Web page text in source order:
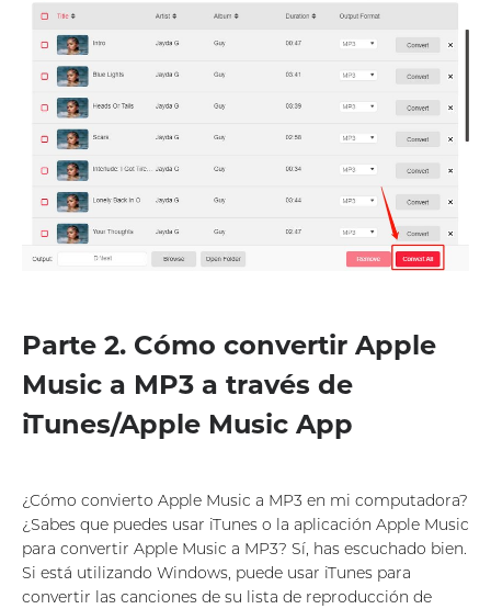
Parte 2. Cómo convertir Apple
Music a MP3 a través de
iTunes/Apple Music App
¿Cómo convierto Apple Music a MP3 en mi computadora?
¿Sabes que puedes usar iTunes o la aplicación Apple Music
para convertir Apple Music a MP3? Sí, has escuchado bien.
Si está utilizando Windows, puede usar iTunes para
convertir las canciones de su lista de reproducción de